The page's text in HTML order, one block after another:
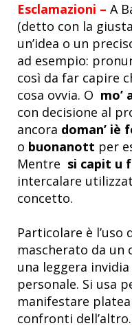
Esclamazioni – A
(detto con la
un’idea o un
ad esempio:
così da far capire
cosa ovvia. O mo’
con decisione al
ancora doman’ iè
o buonanott per
Mentre si capit u
intercalare
concetto.
Particolare è l’uso
mascherato da
una leggera
personale. Si usa
manifestare
confronti dell’altro.